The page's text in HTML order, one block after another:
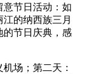
意节日活动：如
的纳西族三月
的节日庆典，感
场；第二天：